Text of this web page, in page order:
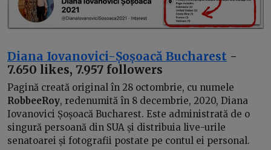
Diana Iovanovici-Șoșoacă Bucharest -
7.650 likes, 7.957 followers
Pagină creată original în 28 octombrie, cu numele
RobbeeRoy, redenumită în 8 decembrie, 2020, Diana
Iovanovici Șoșoacă Bucharest. Este administrată de o
singură persoană din SUA și distribuia live-urile
senatoarei și fotografii postate pe contul ei personal.